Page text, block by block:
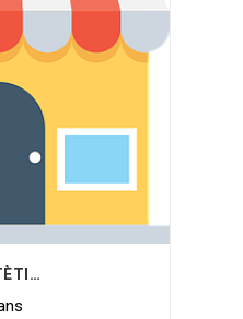
PERRUQUERIA I ESTÈTICA M. ALEJANDRA OLIVA